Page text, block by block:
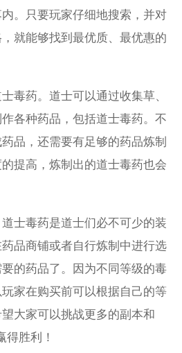
。只要玩家仔细地搜索，并对
就能够找到最优质、最优惠的
毒药。道士可以通过收集草、
各种药品，包括道士毒药。不
品，还需要有足够的药品炼制
提高，炼制出的道士毒药也会
士毒药是道士们必不可少的装
品商铺或者自行炼制中进行选
的药品了。因为不同等级的毒
家在购买前可以根据自己的等
大家可以挑战更多的副本和
得胜利！